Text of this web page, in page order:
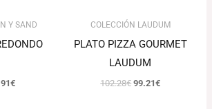
Y SAND
€
COLECCIÓN LAUDUM
PLATO PIZZA GOURMET
LAUDUM
102.28€ 99.21€